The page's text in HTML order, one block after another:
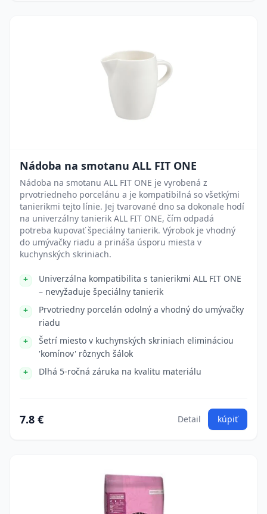
Nádoba na smotanu ALL FIT ONE
Nádoba na smotanu ALL FIT ONE je vyrobená z
prvotriedneho porcelánu a je kompatibilná so všetkými
tanierikmi tejto línie. Jej tvarované dno sa dokonale hodí
na univerzálny tanierik ALL FIT ONE, čím odpadá
potreba kupovať špeciálny tanierik. Výrobok je vhodný
do umývačky riadu a prináša úsporu miesta v
kuchynských skriniach.
Univerzálna kompatibilita s tanierikmi ALL FIT ONE
– nevyžaduje špeciálny tanierik
Prvotriedny porcelán odolný a vhodný do umývačky
riadu
Šetrí miesto v kuchynských skriniach elimináciou
'komínov' rôznych šálok
Dlhá 5-ročná záruka na kvalitu materiálu
7.8 € Detail kúpiť